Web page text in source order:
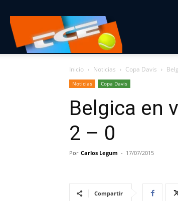
con
Estilo
Inicio Noticias Copa Davis
Noticias Copa Davis
Belgica en
2 – 0
Por Carlos Legum - 17/07/2015
Compartir